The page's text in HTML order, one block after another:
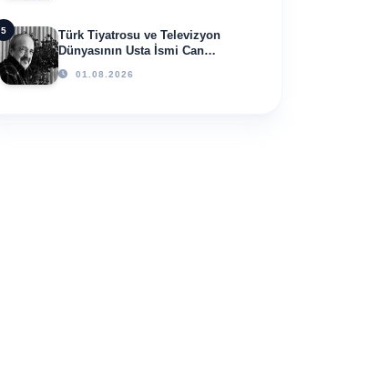
5
Türk Tiyatrosu ve Televizyon
Dünyasının Usta İsmi Can
Kolukısa Hayatını Kaybetti
01.08.2026